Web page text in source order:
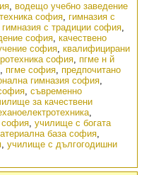
, водещо учебно заведение
софия, гимназия с
гимназия с традиции софия,
софия, качествено
софия, квалифицирани
софия, пгме н й
, пгме софия, предпочитано
гимназия софия,
, съвременно
за качествени
,
софия, училище с богата
база софия,
, училище с дългогодишни